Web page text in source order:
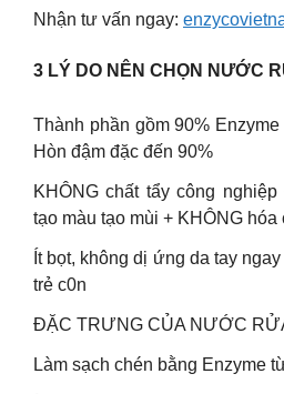
Nhận tư vấn ngay:
3 LÝ DO NÊN CHỌN NƯỚC
Thành phần gồm 90%
Hòn đậm đặc đến 90%
KHÔNG chất tẩy công
tạo màu tạo mùi + KHÔNG hóa
Ít bọt, không dị ứng da tay
trẻ c0n
ĐẶC TRƯNG CỦA NƯỚC
Làm sạch chén bằng Enzyme